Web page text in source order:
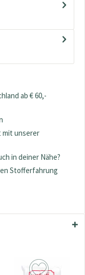
ab € 60,-
mit unserer
in deiner Nähe?
Stofferfahrung